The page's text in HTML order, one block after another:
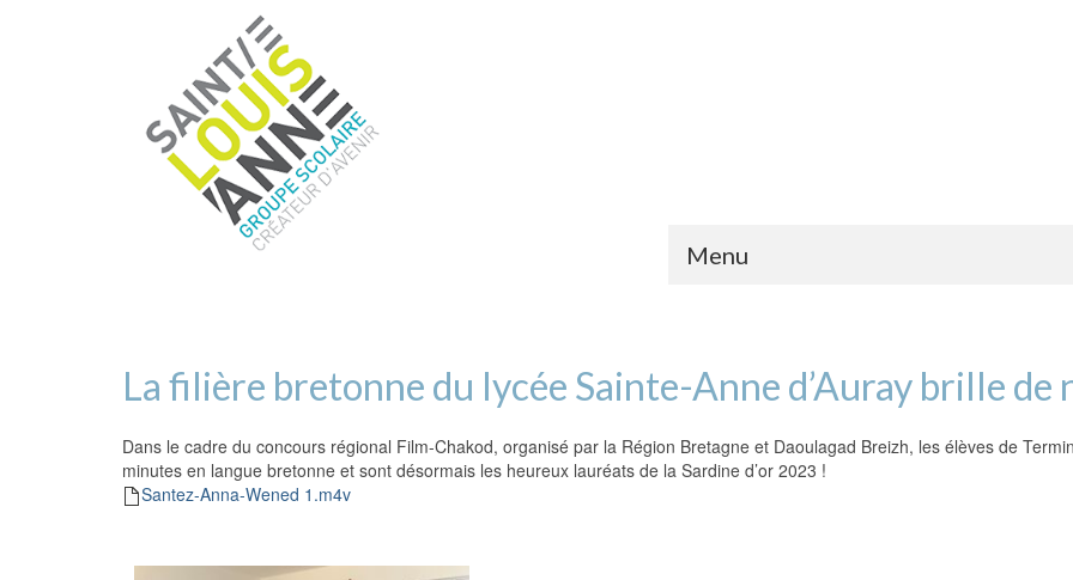
Menu
La filière bretonne du lycée Sainte-Anne d’Auray brille de
Dans le cadre du concours régional Film-Chakod, organisé par la Région Bretagne et Daoulagad Breizh, les élèves de
minutes en langue bretonne et sont désormais les heureux lauréats de la Sardine d’or 2023 !
Santez-Anna-Wened 1.m4v